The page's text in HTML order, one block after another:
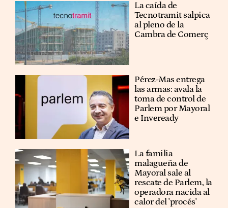
La caída de
Tecnotramit salpica
al pleno de la
Cambra de Comerç
Pérez-Mas entrega
las armas: avala la
toma de control de
Parlem por Mayoral
e Inveready
La familia
malagueña de
Mayoral sale al
rescate de Parlem, la
operadora nacida al
calor del 'procés'